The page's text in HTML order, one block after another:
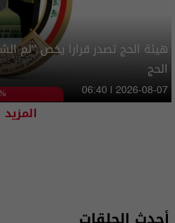
هيئة الحج تصدر قرارا يخص "لم
الحج
06:40 | 2026-08-07
المزيد